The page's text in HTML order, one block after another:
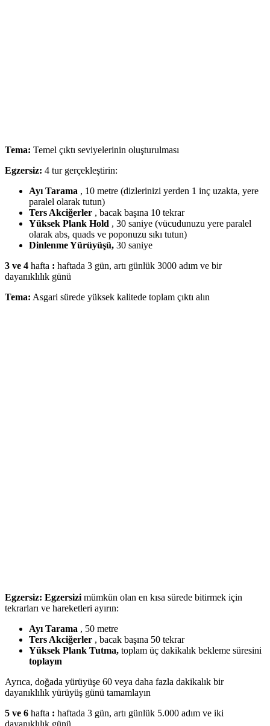
Tema: Temel çıktı seviyelerinin oluşturulması
Egzersiz: 4 tur gerçekleştirin:
Ayı Tarama , 10 metre (dizlerinizi yerden 1 inç uzakta, yere
paralel olarak tutun)
Ters Akciğerler , bacak başına 10 tekrar
Yüksek Plank Hold , 30 saniye (vücudunuzu yere paralel
olarak abs, quads ve poponuzu sıkı tutun)
Dinlenme Yürüyüşü, 30 saniye
3 ve 4 hafta : haftada 3 gün, artı günlük 3000 adım ve bir
dayanıklılık günü
Tema: Asgari sürede yüksek kalitede toplam çıktı alın
Egzersiz: Egzersizi mümkün olan en kısa sürede bitirmek için
tekrarları ve hareketleri ayırın:
Ayı Tarama , 50 metre
Ters Akciğerler , bacak başına 50 tekrar
Yüksek Plank Tutma, toplam üç dakikalık bekleme süresini
toplayın
Ayrıca, doğada yürüyüşe 60 veya daha fazla dakikalık bir
dayanıklılık yürüyüş günü tamamlayın
5 ve 6 hafta : haftada 3 gün, artı günlük 5.000 adım ve iki